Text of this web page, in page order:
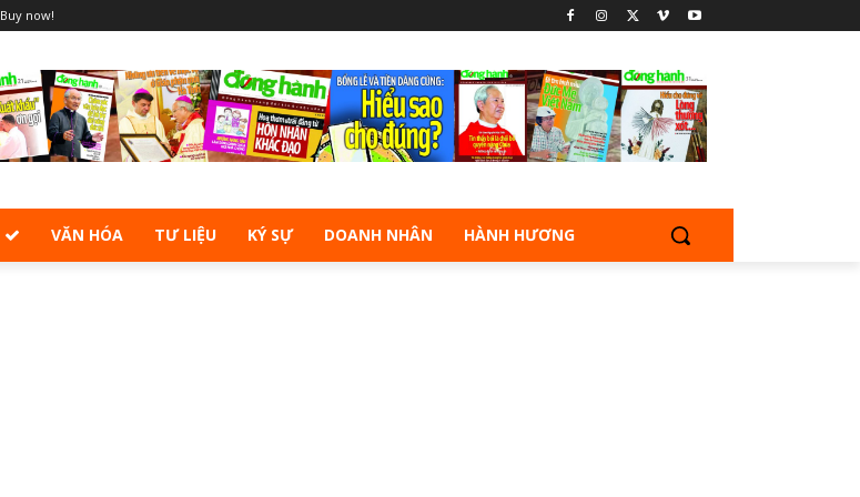
Buy now!
VĂN HÓA TƯ LIỆU KÝ SỰ DOANH NHÂN HÀNH HƯƠNG